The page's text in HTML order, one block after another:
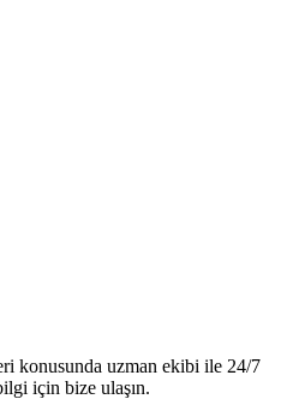
konusunda uzman ekibi ile 24/7
için bize ulaşın.